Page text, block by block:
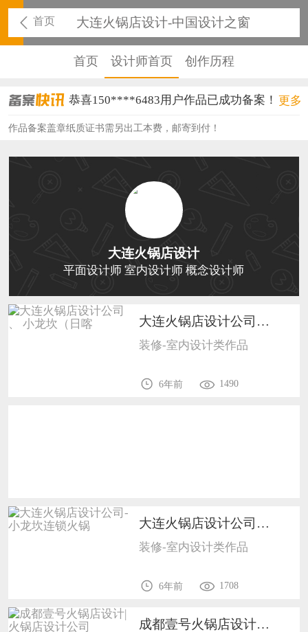
首页 大连火锅店设计-中国设计之窗
首页 设计师首页 创作历程
恭喜150****6483用户作品已成功备案！
恭喜131****2473用户作品已成功备案！
恭喜159****4201用户作品已成功备案！
恭喜133****6466用户作品已成功备案！
恭喜131****1475用户作品已成功备案！
恭喜133****8874用户作品已成功备案！
恭喜138****8638用户作品已成功备案！
恭喜133****9020用户作品已成功备案！
恭喜136****9807用户作品已成功备案！
恭喜159****4930用户作品已成功备案！
更多
作品备案盖章纸质证书需另出工本费，邮寄到付！
大连火锅店设计
平面设计师 室内设计师 概念设计师
大连火锅店设计公司 、 小龙坎（日喀1702
装修-室内设计类作品
6年前 1490
大连火锅店设计公司- 小龙坎连锁火锅1702
装修-室内设计类作品
6年前 1708
成都壹号火锅店设计| 火锅店设计公司1702